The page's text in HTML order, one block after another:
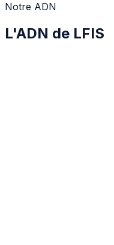
Notre ADN
L'ADN de LFIS